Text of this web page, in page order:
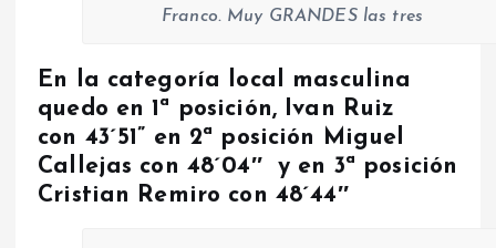
Franco. Muy GRANDES las tres
En la categoría local masculina
quedo en 1ª posición, Ivan Ruiz
con 43´51” en 2ª posición Miguel
Callejas con 48´04″ y en 3ª posición
Cristian Remiro con 48´44″